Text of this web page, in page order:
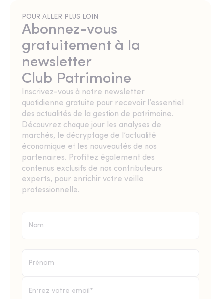
POUR ALLER PLUS LOIN
Abonnez-vous
gratuitement à la
newsletter
Club Patrimoine
Inscrivez-vous à notre newsletter
quotidienne gratuite pour recevoir l’essentiel
des actualités de la gestion de patrimoine.
Découvrez chaque jour les analyses de
marchés, le décryptage de l’actualité
économique et les nouveautés de nos
partenaires. Profitez également des
contenus exclusifs de nos contributeurs
experts, pour enrichir votre veille
professionnelle.